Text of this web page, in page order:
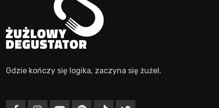
Gdzie kończy się logika, zaczyna się żużel.